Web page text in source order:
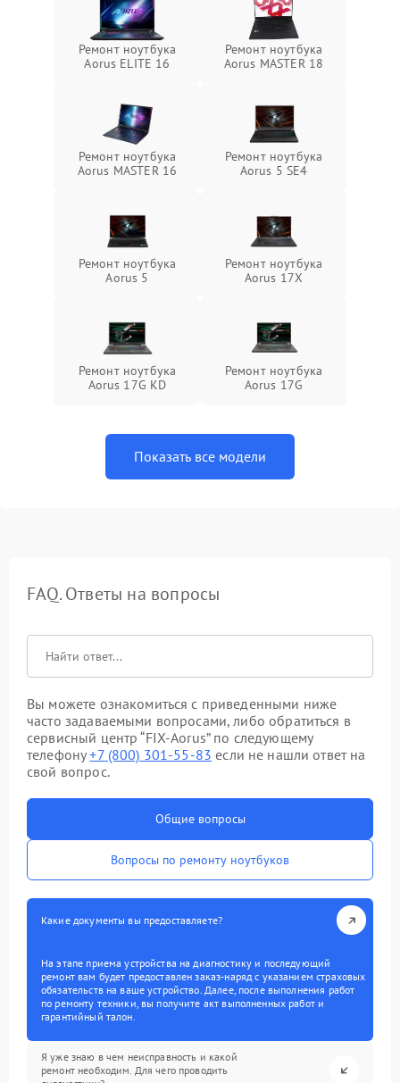
Ремонт ноутбука
Aorus ELITE 16
Ремонт ноутбука
Aorus MASTER 18
Ремонт ноутбука
Aorus MASTER 16
Ремонт ноутбука
Aorus 5 SE4
Ремонт ноутбука
Aorus 5
Ремонт ноутбука
Aorus 17X
Ремонт ноутбука
Aorus 17G KD
Ремонт ноутбука
Aorus 17G
Показать все модели
FAQ. Ответы на вопросы
Вы можете ознакомиться с приведенными ниже
часто задаваемыми вопросами, либо обратиться в
сервисный центр “FIX-Aorus” по следующему
телефону+7 (800) 301-55-83 если не нашли ответ на
свой вопрос.
Общие вопросы
Вопросы по ремонту ноутбуков
Какие документы вы предоставляете?
На этапе приема устройства на диагностику и последующий
ремонт вам будет предоставлен заказ-наряд с указанием страховых
обязательств на ваше устройство. Далее, после выполнения работ
по ремонту техники, вы получите акт выполненных работ и
гарантийный талон.
Я уже знаю в чем неисправность и какой
ремонт необходим. Для чего проводить